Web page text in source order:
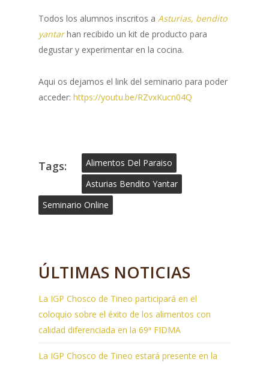
Todos los alumnos inscritos a Asturias, bendito
yantarhan recibido un kit de producto para
degustar y experimentar en la cocina.
Aqui os dejamos el link del seminario para poder
acceder: https://youtu.be/RZvxKucn04Q
Tags:
Alimentos Del Paraiso
Asturias Bendito Yantar
Seminario Online
ÚLTIMAS NOTICIAS
La IGP Chosco de Tineo participará en el
coloquio sobre el éxito de los alimentos con
calidad diferenciada en la 69ª FIDMA
La IGP Chosco de Tineo estará presente en la